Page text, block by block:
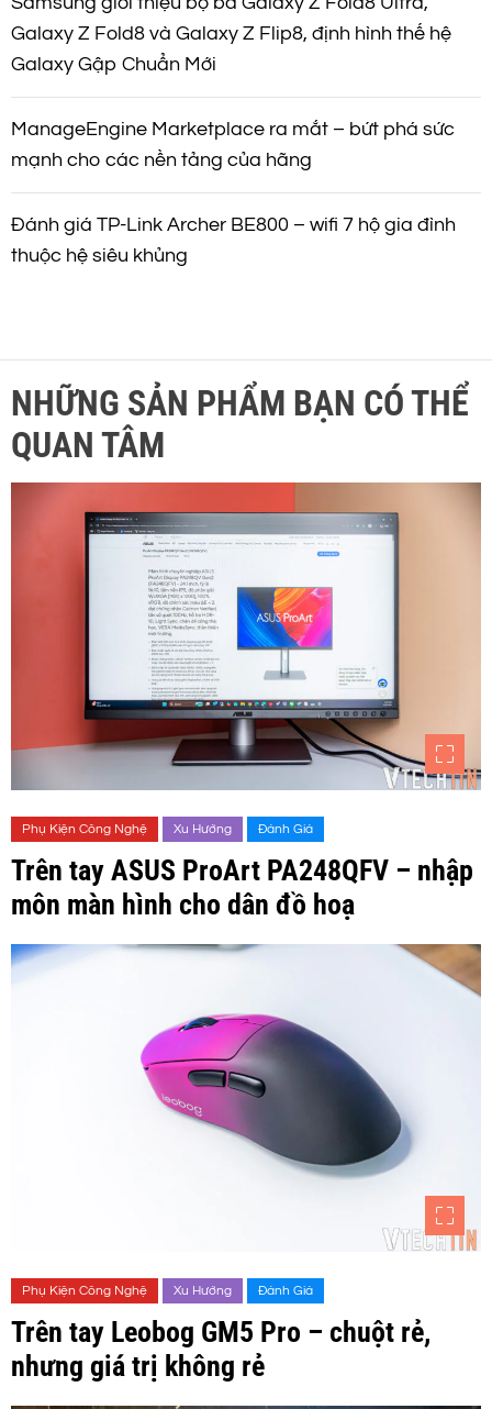
Galaxy Z Fold8 và Galaxy Z Flip8, định hình thế hệ
Galaxy Gập Chuẩn Mới
ManageEngine Marketplace ra mắt – bứt phá sức
mạnh cho các nền tảng của hãng
Đánh giá TP-Link Archer BE800 – wifi 7 hộ gia đình
thuộc hệ siêu khủng
NHỮNG SẢN PHẨM BẠN CÓ THỂ
QUAN TÂM
Phụ Kiện Công Nghệ Xu Hướng Đánh Giá
Trên tay ASUS ProArt PA248QFV – nhập
môn màn hình cho dân đồ hoạ
Phụ Kiện Công Nghệ Xu Hướng Đánh Giá
Trên tay Leobog GM5 Pro – chuột rẻ,
nhưng giá trị không rẻ